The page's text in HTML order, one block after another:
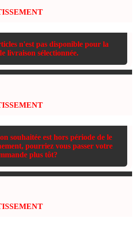
n'est pas disponible pour la
livraison sélectionnée.
souhaitée est hors période de le
pourriez vous passer votre
plus tôt?